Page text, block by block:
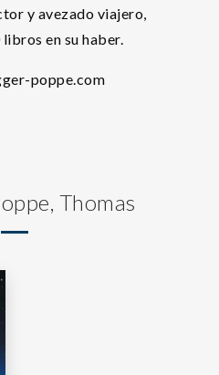
y avezado viajero,
en su haber.
poppe.com
Thomas